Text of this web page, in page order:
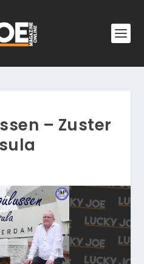
– Zuster